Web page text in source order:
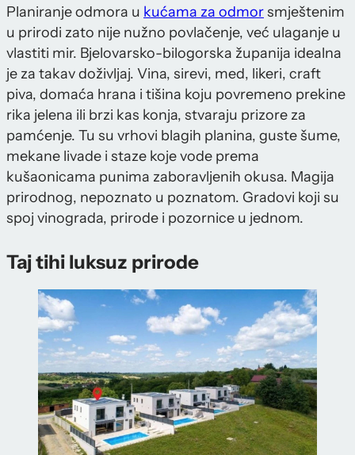
Planiranje odmora u kućama za odmorsmještenim
u prirodi zato nije nužno povlačenje, već ulaganje u
vlastiti mir. Bjelovarsko-bilogorska županija idealna
je za takav doživljaj. Vina, sirevi, med, likeri, craft
piva, domaća hrana i tišina koju povremeno prekine
rika jelena ili brzi kas konja, stvaraju prizore za
pamćenje. Tu su vrhovi blagih planina, guste šume,
mekane livade i staze koje vode prema
kušaonicama punima zaboravljenih okusa. Magija
prirodnog, nepoznato u poznatom. Gradovi koji su
spoj vinograda, prirode i pozornice u jednom.
Taj tihi luksuz prirode